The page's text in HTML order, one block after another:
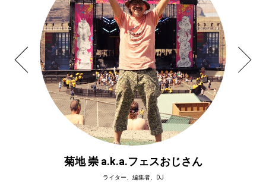
菊地 崇 a.k.a.フェスおじさん
ライター、編集者、DJ